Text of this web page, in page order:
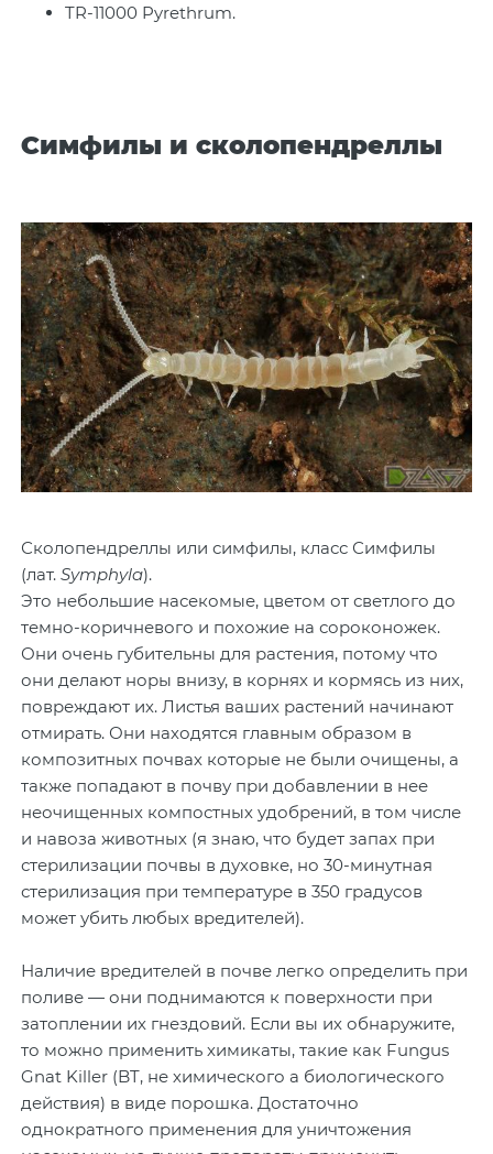
TR-11000 Pyrethrum.
Симфилы и сколопендреллы
Сколопендреллы или симфилы, класс Симфилы
(лат. Symphyla).
Это небольшие насекомые, цветом от светлого до
темно-коричневого и похожие на сороконожек.
Они очень губительны для растения, потому что
они делают норы внизу, в корнях и кормясь из них,
повреждают их. Листья ваших растений начинают
отмирать. Они находятся главным образом в
композитных почвах которые не были очищены, а
также попадают в почву при добавлении в нее
неочищенных компостных удобрений, в том числе
и навоза животных (я знаю, что будет запах при
стерилизации почвы в духовке, но 30-минутная
стерилизация при температуре в 350 градусов
может убить любых вредителей).
Наличие вредителей в почве легко определить при
поливе — они поднимаются к поверхности при
затоплении их гнездовий. Если вы их обнаружите,
то можно применить химикаты, такие как Fungus
Gnat Killer (BT, не химического а биологического
действия) в виде порошка. Достаточно
однократного применения для уничтожения